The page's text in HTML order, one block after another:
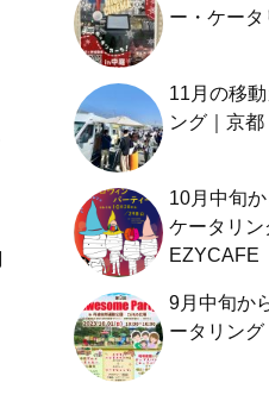
ー・ケータ
11月の移
ング｜京
10月中旬
ケータリン
EZYCAFE
9月中旬か
ータリン